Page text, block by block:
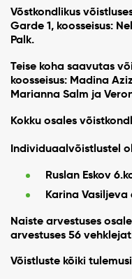
Võstkondlikus
Garde 1, koosseisus:
Palk.
Teise koha saavutas
koosseisus: Madina
Marianna Salm ja
Kokku osales
Individuaalvõistlustel
Ruslan Eskov
Karina Vasiljeva
Naiste arvestuses
arvestuses 56
Võistluste kõiki